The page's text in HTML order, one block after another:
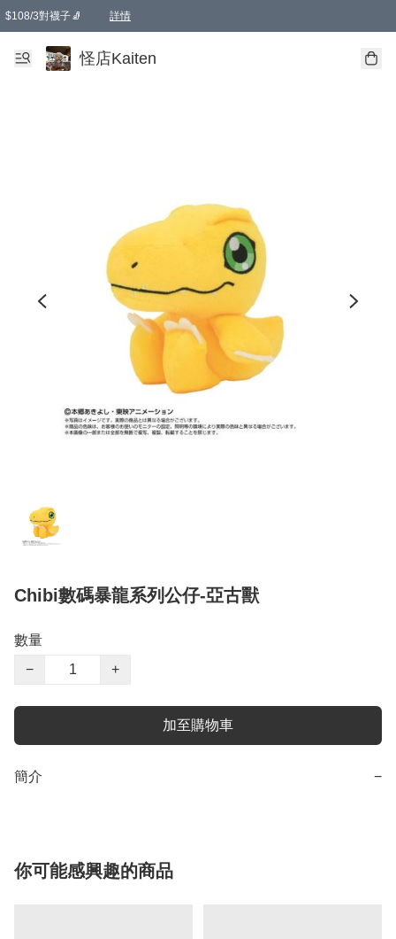
$108/3對襪子🧦 詳情
卡通傘☂️2把8折
購物滿 HKD 650.00即享免運費優惠！（適用於 本地送貨、本地取貨 )
怪店Kaiten
Chibi數碼暴龍系列公仔-亞古獸
數量
−
+
加至購物車
簡介 −
你可能感興趣的商品